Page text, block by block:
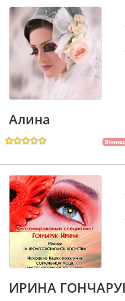
Алина
ИРИНА